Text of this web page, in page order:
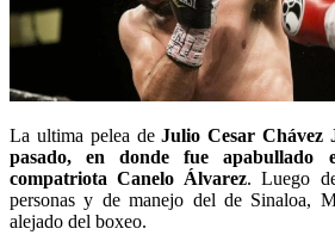
La ultima pelea deJulio Cesar Chávez
pasado, en donde fue apabullado
compatriota Canelo Álvarez. Luego
personas y de manejo del de Sinaloa,
alejado del boxeo.